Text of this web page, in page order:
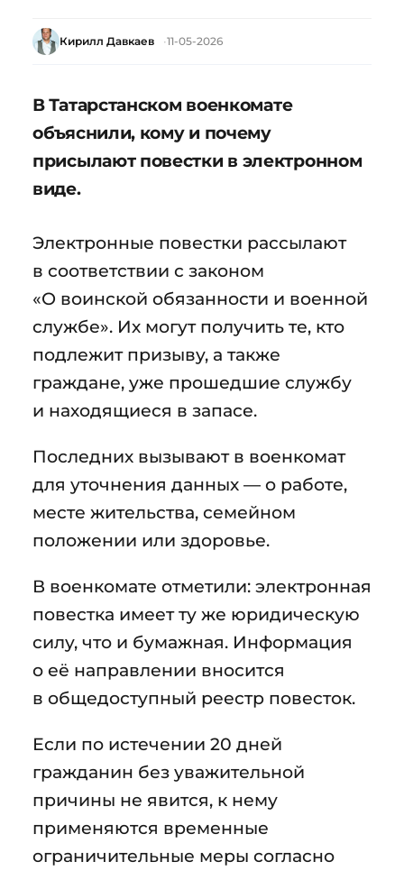
Кирилл Давкаев 11-05-2026
В Татарстанском военкомате
объяснили, кому и почему
присылают повестки в электронном
виде.
Электронные повестки рассылают
в соответствии с законом
«О воинской обязанности и военной
службе». Их могут получить те, кто
подлежит призыву, а также
граждане, уже прошедшие службу
и находящиеся в запасе.
Последних вызывают в военкомат
для уточнения данных — о работе,
месте жительства, семейном
положении или здоровье.
В военкомате отметили: электронная
повестка имеет ту же юридическую
силу, что и бумажная. Информация
о её направлении вносится
в общедоступный реестр повесток.
Если по истечении 20 дней
гражданин без уважительной
причины не явится, к нему
применяются временные
ограничительные меры согласно